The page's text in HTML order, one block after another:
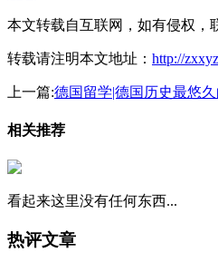
本文转载自互联网，如有侵权，
转载请注明本文地址： http://
上一篇:德国留学|德国历史最悠
相关推荐
看起来这里没有任何东西...
热评文章